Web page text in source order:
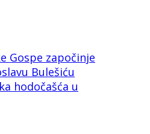
Gospe započinje
Bulešiću
hodočašća u